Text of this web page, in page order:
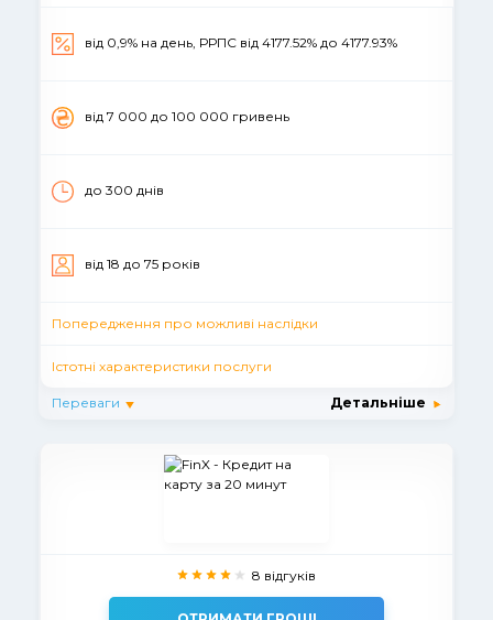
від 0,9% на день, РРПС вiд 4177.52% до 4177.93%
вiд 7 000 до 100 000 гривень
до 300 днів
вiд 18 до 75 рокiв
Попередження про можливі наслідки
Істотні характеристики послуги
Переваги Детальніше
8 відгуків